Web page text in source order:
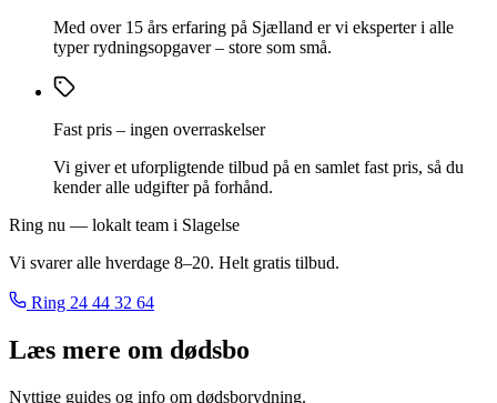
Med over 15 års erfaring på Sjælland er vi eksperter i alle
typer rydningsopgaver – store som små.
Fast pris – ingen overraskelser
Vi giver et uforpligtende tilbud på en samlet fast pris, så du
kender alle udgifter på forhånd.
Ring nu — lokalt team i Slagelse
Vi svarer alle hverdage 8–20. Helt gratis tilbud.
Ring 24 44 32 64
Læs mere om dødsbo
Nyttige guides og info om dødsborydning.